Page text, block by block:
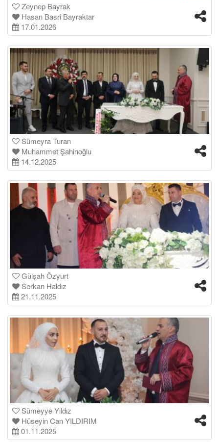
Zeynep Bayrak
Hasan Basri Bayraktar
17.01.2026
Sümeyra Turan
Muhammet Şahinoğlu
14.12.2025
Gülşah Özyurt
Serkan Haldız
21.11.2025
Sümeyye Yıldız
Hüseyin Can YILDIRIM
01.11.2025